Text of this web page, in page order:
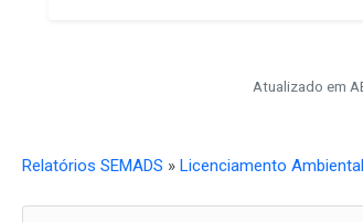
Atualizado em
Relatórios SEMADS » Licenciamento Ambiental